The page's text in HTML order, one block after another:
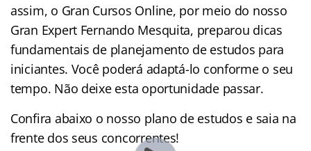
assim, o Gran Cursos Online, por meio do nosso
Gran Expert Fernando Mesquita, preparou dicas
fundamentais de planejamento de estudos para
iniciantes. Você poderá adaptá-lo conforme o seu
tempo. Não deixe esta oportunidade passar.
Confira abaixo o nosso plano de estudos e saia na
frente dos seus concorrentes!